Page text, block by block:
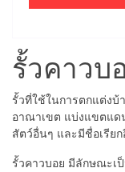
รั้วคาวบ
รั้วที่ใช้ในการตกแต่ง
อาณาเขต แบ่งแขตแด
สัตว์อื่นๆ และมีชื่อเรีย
รั้วคาวบอย มีลักษณะเ